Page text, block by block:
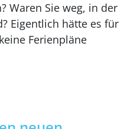
Waren Sie weg, in der
Eigentlich hätte es für
Ferienpläne